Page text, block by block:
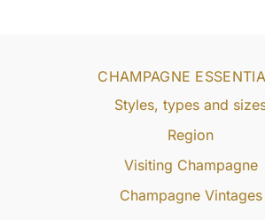
CHAMPAGNE
Styles, types and
Region
Visiting Champagne
Champagne Vintages